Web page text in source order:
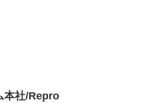
本社/Repro